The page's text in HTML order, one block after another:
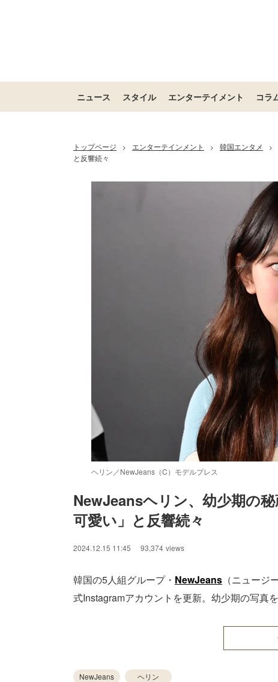
ニュース スタイル エンターテイメント コラ
トップページ > エンターテインメント > 韓国エンタメ >
と反響続々
ヘリン／NewJeans（C）モデルプレス
NewJeansヘリン、幼少期の
可愛い」と反響続々
2024.12.15 11:45 93,374 views
韓国の5人組グループ・ NewJeans （ニュージ
式Instagramアカウントを更新。幼少期の写真
NewJeans ヘリン